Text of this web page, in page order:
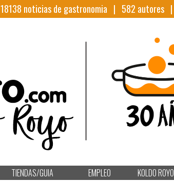
18138 noticias de gastronomia | 582 autores |
TIENDAS/GUIA EMPLEO KOLDO ROYO